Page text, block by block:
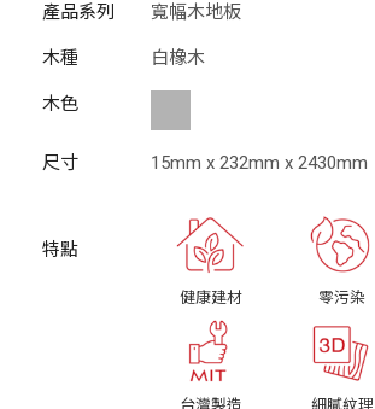
產品系列 寬幅木地板
木種 白橡木
木色
尺寸 15mm x 232mm x 2430mm
健康建材 零污染
台灣製造 細膩紋理